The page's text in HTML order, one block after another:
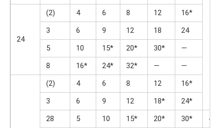
24
(2) 4 6 8 12
16*
3
6 9 12 18
24
5
10 15* 20* 30*
—
8
16* 24* 32* —
—
(2)
4 6 8 12
16*
3
6 9 12 18*
24*
28
5 10 15* 20* 30*
40*